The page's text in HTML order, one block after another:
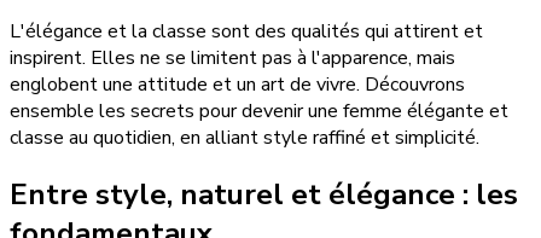
L'élégance et la classe sont des qualités qui attirent et
inspirent. Elles ne se limitent pas à l'apparence, mais
englobent une attitude et un art de vivre. Découvrons
ensemble les secrets pour devenir une femme élégante et
classe au quotidien, en alliant style raffiné et simplicité.
Entre style, naturel et élégance : les